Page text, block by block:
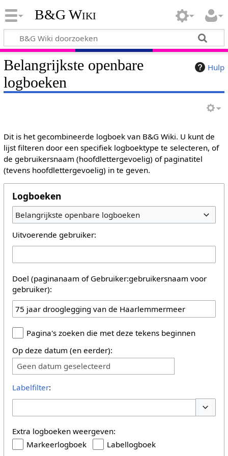
B&G Wiki
Hulp
Belangrijkste openbare
logboeken
Dit is het gecombineerde logboek van B&G Wiki. U kunt de
lijst filteren door een specifiek logboektype te selecteren, of
de gebruikersnaam (hoofdlettergevoelig) of paginatitel
(tevens hoofdlettergevoelig) in te geven.
Logboeken
Belangrijkste openbare logboeken
Uitvoerende gebruiker:
Doel (paginanaam of Gebruiker:gebruikersnaam voor
gebruiker):
Pagina's zoeken die met deze tekens beginnen
Op deze datum (en eerder):
Geen datum geselecteerd
Labelfilter:
Extra logboeken weergeven:
Markeerlogboek
Labellogboek